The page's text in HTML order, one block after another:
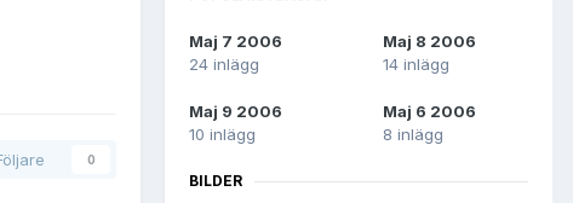
0
Maj 7 2006
24 inlägg
Maj 8 2006
14 inlägg
Maj 9 2006
10 inlägg
Maj 6 2006
8 inlägg
BILDER